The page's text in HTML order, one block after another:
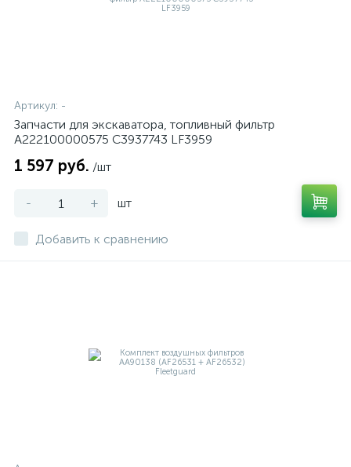
Артикул: -
Запчасти для экскаватора, топливный фильтр
A222100000575 C3937743 LF3959
1 597 руб. /шт
- + шт
Добавить к сравнению